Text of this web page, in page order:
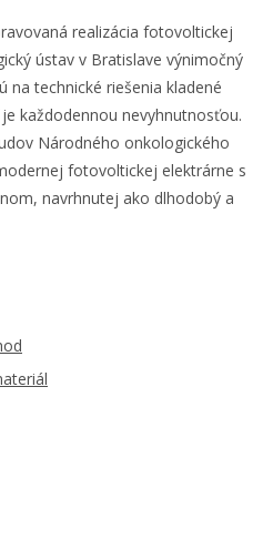
realizácia fotovoltickej
ústav v Bratislave výnimočný
na technické riešenia kladené
každodennou nevyhnutnosťou.
Národného onkologického
fotovoltickej elektrárne s
navrhnutej ako dlhodobý a